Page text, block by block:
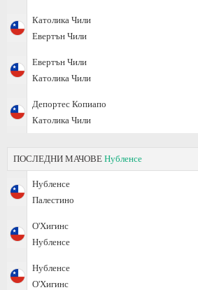
Католика Чили
Евертън Чили
Евертън Чили
Католика Чили
Депортес Копиапо
Католика Чили
ПОСЛЕДНИ МАЧОВЕ Нубленсе
Нубленсе
Палестино
О'Хигинс
Нубленсе
Нубленсе
О'Хигинс